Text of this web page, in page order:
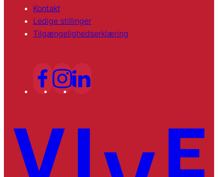
Kontakt
Ledige stillinger
Tilgængelighedserklæring